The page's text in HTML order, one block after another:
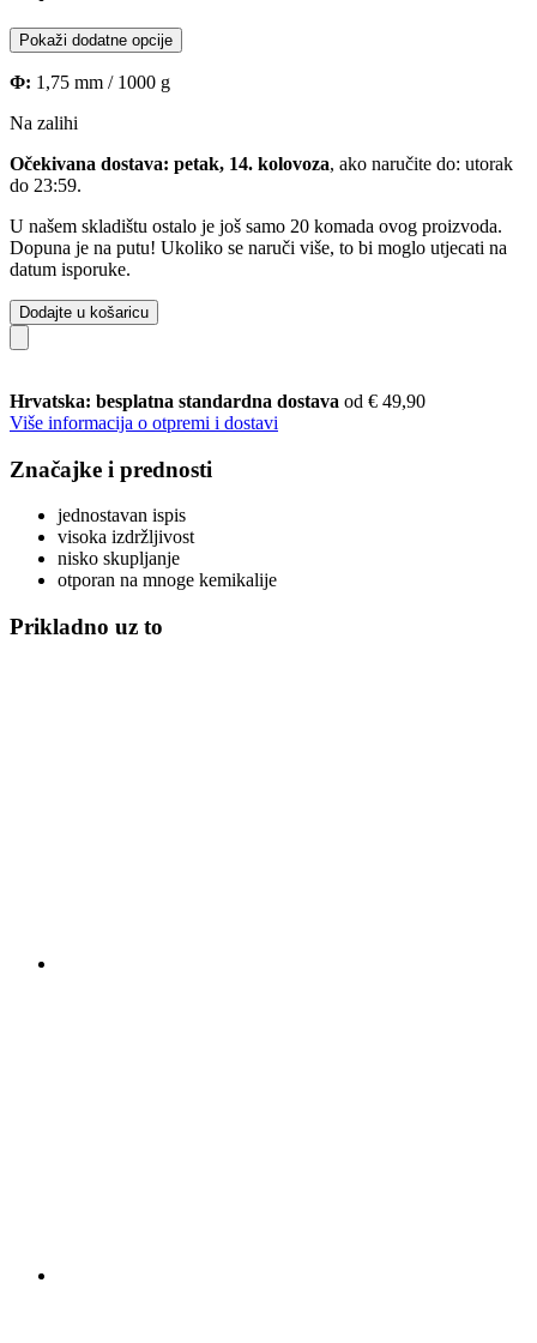
Pokaži dodatne opcije
Φ: 1,75 mm / 1000 g
Na zalihi
Očekivana dostava: petak, 14. kolovoza, ako naručite do: utorak
do 23:59.
U našem skladištu ostalo je još samo 20 komada ovog proizvoda.
Dopuna je na putu! Ukoliko se naruči više, to bi moglo utjecati na
datum isporuke.
Dodajte u košaricu
Hrvatska: besplatna standardna dostava od € 49,90
Više informacija o otpremi i dostavi
Značajke i prednosti
jednostavan ispis
visoka izdržljivost
nisko skupljanje
otporan na mnoge kemikalije
Prikladno uz to